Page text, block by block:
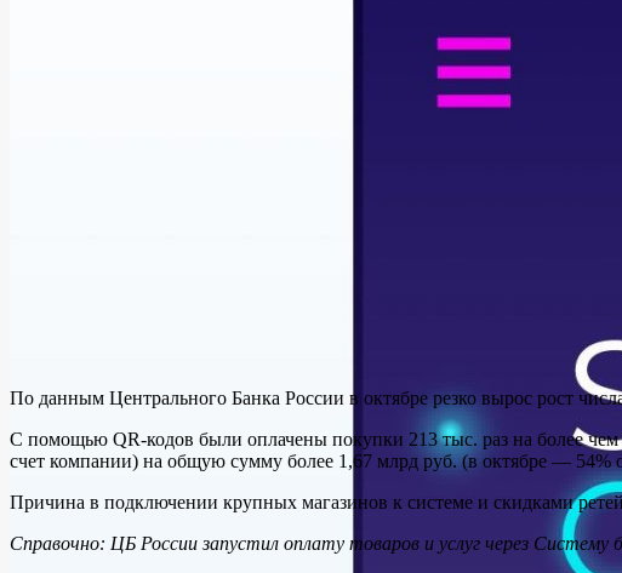
По данным Центрального Банка России в октябре резко вырос рост
С помощью QR-кодов были оплачены покупки 213 тыс. раз на более чем
счет компании) на общую сумму более 1,67 млрд руб. (в октябре —
Причина в подключении крупных магазинов к системе и скидками
Справочно: ЦБ России запустил оплату товаров и услуг через